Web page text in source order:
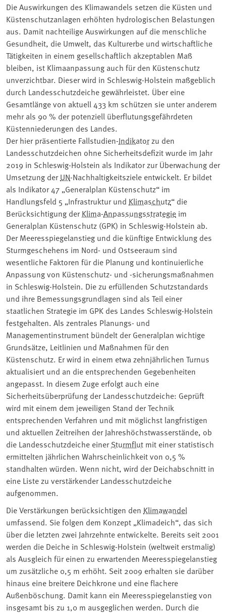
Die Auswirkungen des Klimawandels setzen die Küsten und
Küstenschutzanlagen erhöhten hydrologischen Belastungen
aus. Damit nachteilige Auswirkungen auf die menschliche
Gesundheit, die Umwelt, das Kulturerbe und wirtschaftliche
Tätigkeiten in einem gesellschaftlich akzeptablen Maß
bleiben, ist Klimaanpassung auch für den Küstenschutz
unverzichtbar. Dieser wird in Schleswig-Holstein maßgeblich
durch Landesschutzdeiche gewährleistet. Über eine
Gesamtlänge von aktuell 433 km schützen sie unter anderem
mehr als 90 % der potenziell überflutungsgefährdeten
Küstenniederungen des Landes.
Der hier präsentierte Fallstudien-Indikatorzu den
Landesschutzdeichen ohne Sicherheitsdefizit wurde im Jahr
2019 in Schleswig-Holstein als Indikator zur Überwachung der
Umsetzung derUN-Nachhaltigkeitsziele entwickelt. Er bildet
als Indikator 47 „Generalplan Küstenschutz“ im
Handlungsfeld 5 „Infrastruktur und Klimaschutz“ die
Berücksichtigung derKlima-Anpassungsstrategie im
Generalplan Küstenschutz (GPK) in Schleswig-Holstein ab.
Der Meeresspiegelanstieg und die künftige Entwicklung des
Sturmgeschehens im Nord- und Ostseeraum sind
wesentliche Faktoren für die Planung und kontinuierliche
Anpassung von Küstenschutz- und -sicherungsmaßnahmen
in Schleswig-Holstein. Die zu erfüllenden Schutzstandards
und ihre Bemessungsgrundlagen sind als Teil einer
staatlichen Strategie im GPK des Landes Schleswig-Holstein
festgehalten. Als zentrales Planungs- und
Managementinstrument bündelt der Generalplan wichtige
Grundsätze, Leitlinien und Maßnahmen für den
Küstenschutz. Er wird in einem etwa zehnjährlichen Turnus
aktualisiert und an die entsprechenden Gegebenheiten
angepasst. In diesem Zuge erfolgt auch eine
Sicherheitsüberprüfung der Landesschutzdeiche: Geprüft
wird mit einem dem jeweiligen Stand der Technik
entsprechenden Verfahren und mit möglichst langfristigen
und aktuellen Zeitreihen der Jahreshöchstwasserstände, ob
die Landesschutzdeiche einerSturmflut mit einer statistisch
ermittelten jährlichen Wahrscheinlichkeit von 0,5 %
standhalten würden. Wenn nicht, wird der Deichabschnitt in
eine Liste zu verstärkender Landesschutzdeiche
aufgenommen.
Die Verstärkungen berücksichtigen den Klimawandel
umfassend. Sie folgen dem Konzept „Klimadeich“, das sich
über die letzten zwei Jahrzehnte entwickelte. Bereits seit 2001
werden die Deiche in Schleswig-Holstein (weltweit erstmalig)
als Ausgleich für einen zu erwartenden Meeresspiegelanstieg
um zusätzliche 0,5 m erhöht. Seit 2009 erhalten sie darüber
hinaus eine breitere Deichkrone und eine flachere
Außenböschung. Damit kann ein Meeresspiegelanstieg von
insgesamt bis zu 1,0 m ausgeglichen werden. Durch die